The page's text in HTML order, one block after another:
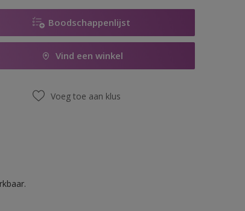
Boodschappenlijst
Vind een winkel
Voeg toe aan klus